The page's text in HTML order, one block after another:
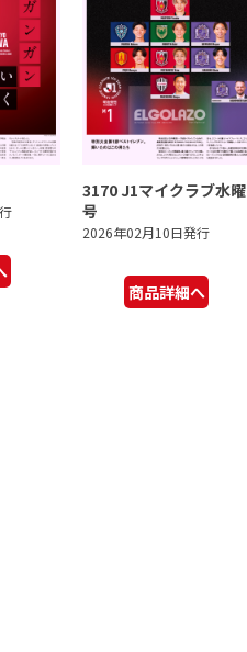
3170 J1マイクラブ水曜
号
2026年02月10日発行
商品詳細へ